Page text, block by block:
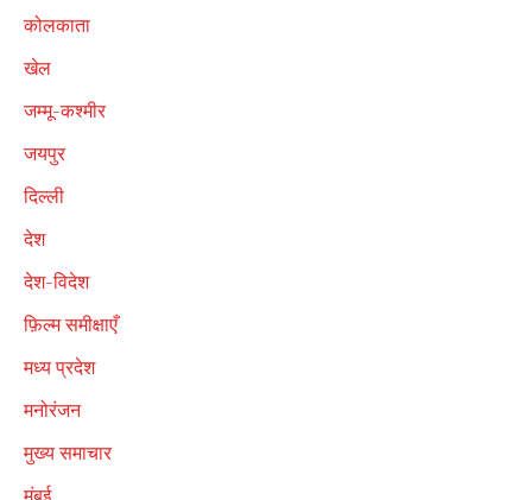
कोलकाता
खेल
जम्मू-कश्मीर
जयपुर
दिल्ली
देश
देश-विदेश
फ़िल्म समीक्षाएँ
मध्य प्रदेश
मनोरंजन
मुख्य समाचार